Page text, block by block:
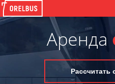
Аренда
Рассчитать